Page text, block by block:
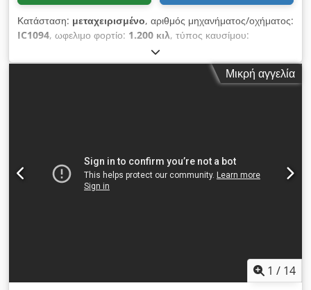
Κατάσταση: μεταχειρισμένο, αριθμός μηχανήματος/οχήματος:
IC1094, ωφελιμο φορτίο: 1.200 κιλ, τύπος καυσίμου:
άλλο, 5222214 Dwodpfszp Ua Ujx
Ak Dsa ΔΕΝ ΠΕΡΙΛΑΜΒΑΝΕΤΑΙ ΦΟΡΤΙΣΤΗΣ
Μικρή αγγελία
1 / 14